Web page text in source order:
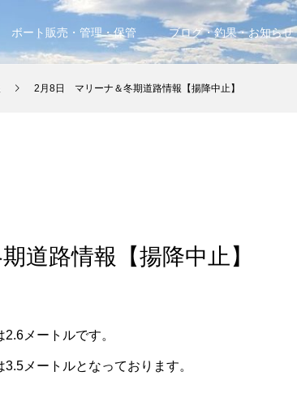
ボート販売・管理・保管 ブログ・釣果・お知らせ
2月8日 マリーナ＆冬期道路情報【揚降中止】
道路情報【揚降中止】
2.6メートルです。
メートルとなっております。